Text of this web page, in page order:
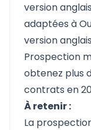
version
adaptées à
version
Prospection
obtenez plus
contrats en
À retenir :
La